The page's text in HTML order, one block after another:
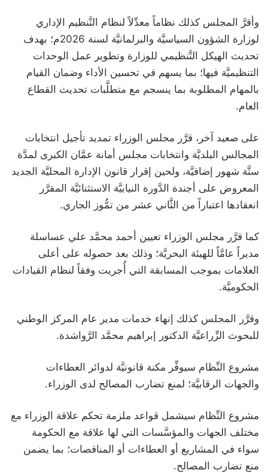
وأقرَّ المجلس كذلك نظاماً معدِّلاً لنظام التَّنظيم الإداري
لوزارة الشؤون السياسيَّة والبرلمانيَّة لسنة 2026م؛ بهدف
تحديث الهيكل التَّنظيمي للوزارة وتطوير عمل الوحدات
التنظيميَّة فيها؛ بما يسهم في تحسين الأداء وضمان القيام
بالمهام المطلوبة بما ينسجم مع متطلَّبات تحديث القطاع
العام.
على صعيد آخر، قرَّر مجلس الوزراء تمديد تأجيل انتخابات
المجالس البلديَّة وانتخابات مجلس أمانة عمَّان الكبرى لمدَّة
ستَّة شهور إضافيَّة، ولحين إقرار قانون الإدارة المحليَّة الجديد
المعروض على أجندة الدَّورة النيابيَّة الاستثنائيَّة المقرَّر
انعقادها اعتباراً من الثَّاني عشر من تمُّوز الجاري.
كما قرَّر مجلس الوزراء تعيين أحمد محمَّد علي عساسلة
مديراً عامَّاً للهيئة البحريَّة؛ وذلك بعد حصوله على أعلى
العلامات بموجب المسابقة التي أُجريت وفقاً لنظام القيادات
الحكوميَّة.
وقرَّر المجلس كذلك إنهاء خدمات مدير عام المركز الوطني
للبحوث الزِّراعيَّة الدكتور إبراهيم محمَّد الرَّواشدة.
مشروع النِّظام سيوفِّر مكنة قانونيَّة لدوائر العطاءات
والجهات الرقابيَّة؛ لمنع تضارب المصالح لدى الوزراء.
مشروع النِّظام سيشمل قواعد ملزمة تحكم علاقة الوزراء مع
مختلف الجهات والمؤسَّسات التي لها علاقة مع الحكومة
سواء في المشاريع أو العطاءات أو المناقصات؛ بما يضمن
منع تضارب المصالح.